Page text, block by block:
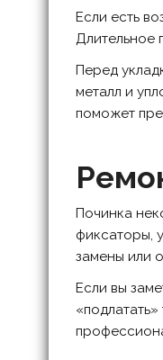
Если есть
Длительное
Перед
металл и
поможет
Починка
фиксаторы,
замены или
Если вы